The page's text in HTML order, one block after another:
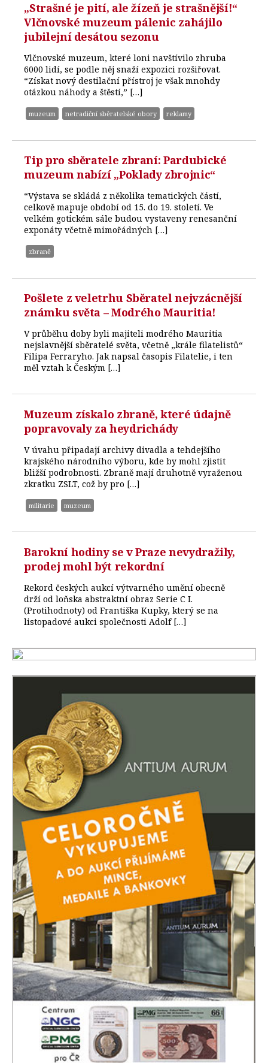
„Strašné je pití, ale žízeň je strašnější!“
Vlčnovské muzeum pálenic zahájilo
jubilejní desátou sezonu
Vlčnovské muzeum, které loni navštívilo zhruba
6000 lidí, se podle něj snaží expozici rozšiřovat.
“Získat nový destilační přístroj je však mnohdy
otázkou náhody a štěstí,” […]
muzeum netradiční sběratelské obory reklamy
Tip pro sběratele zbraní: Pardubické
muzeum nabízí „Poklady zbrojnic“
“Výstava se skládá z několika tematických částí,
celkově mapuje období od 15. do 19. století. Ve
velkém gotickém sále budou vystaveny renesanční
exponáty včetně mimořádných […]
zbraně
Pošlete z veletrhu Sběratel nejvzácnější
známku světa – Modrého Mauritia!
V průběhu doby byli majiteli modrého Mauritia
nejslavnější sběratelé světa, včetně „krále filatelistů“
Filipa Ferraryho. Jak napsal časopis Filatelie, i ten
měl vztah k Českým […]
Muzeum získalo zbraně, které údajně
popravovaly za heydrichády
V úvahu připadají archivy divadla a tehdejšího
krajského národního výboru, kde by mohl zjistit
bližší podrobnosti. Zbraně mají druhotně vyraženou
zkratku ZSLT, což by pro […]
militarie muzeum
Barokní hodiny se v Praze nevydražily,
prodej mohl být rekordní
Rekord českých aukcí výtvarného umění obecně
drží od loňska abstraktní obraz Serie C I.
(Protihodnoty) od Františka Kupky, který se na
listopadové aukci společnosti Adolf […]